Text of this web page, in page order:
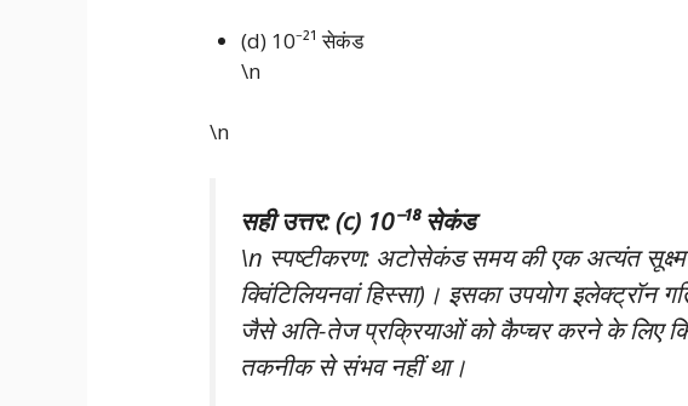
(d) 10⁻²¹ सेकंड
\n
\n
सही उत्तर: (c) 10⁻¹⁸ सेकंड
\n स्पष्टीकरण: अटोसेकंड समय की एक अत्यंत
क्विंटिलियनवां हिस्सा)। इसका उपयोग इलेक्ट्रॉन
जैसे अति-तेज प्रक्रियाओं को कैप्चर करने के लिए
तकनीक से संभव नहीं था।